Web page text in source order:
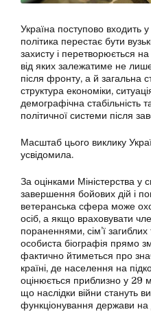
Україна поступово входить
політика перестає бути
захисту і перетворюється
від яких залежатиме не лише
після фронту, а й загальна
структура економіки,
демографічна стабільність
політичної системи після
Масштаб цього виклику
усвідомила.
За оцінками Міністерства у
завершення бойових дій і
ветеранська сфера може
осіб, а якщо враховувати
пораненнями, сім’ї
особиста біографія прямо
фактично йтиметься про
країні, де населення на
оцінюється приблизно у 29
що наслідки війни стануть
функціонування держави на